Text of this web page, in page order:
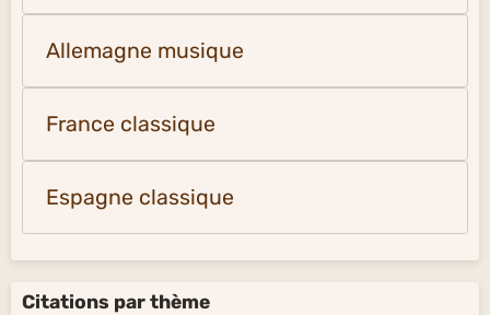
Allemagne musique
France classique
Espagne classique
Citations par thème